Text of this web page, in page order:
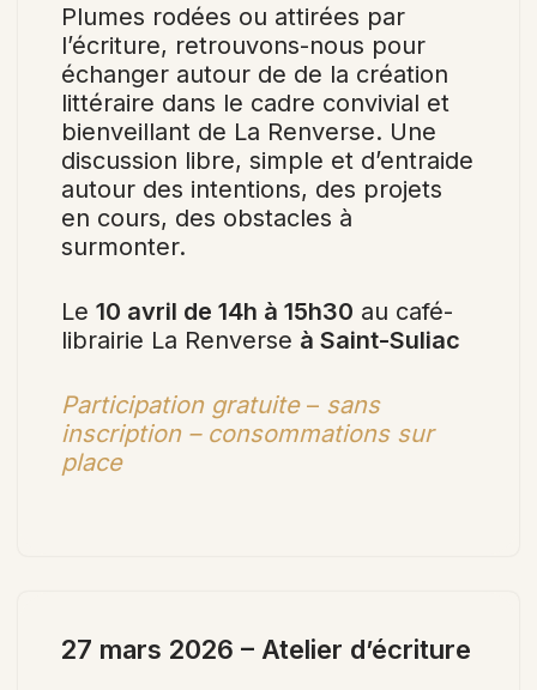
Plumes rodées ou attirées par
l’écriture, retrouvons-nous pour
échanger autour de de la création
littéraire dans le cadre convivial et
bienveillant de La Renverse. Une
discussion libre, simple et d’entraide
autour des intentions, des projets
en cours, des obstacles à
surmonter.
Le 10 avril de 14h à 15h30 au café-
librairie La Renverse à Saint-Suliac
Participation gratuite– sans
inscription – consommations sur
place
27 mars 2026 – Atelier d’écriture